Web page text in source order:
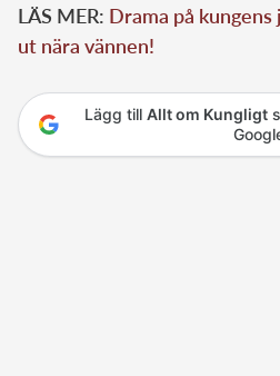
LÄS MER: Drama på kungens
ut nära vännen!
Lägg till Allt om Kungligt